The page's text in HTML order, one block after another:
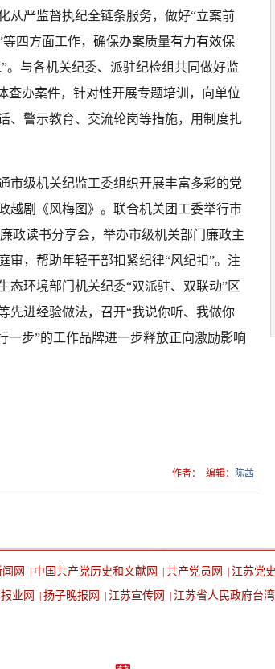
从严监督执纪全链条服务，做好“立案前
四方面工作，确保办案质量有力有效保
。与各机关纪委、派驻纪检组共同做好监
查办案件，针对性开展专题培训，向单位
、警示教育、交流轮岗等措施，用制度扎
市级机关纪监工委组织开展丰富多彩的党
越剧《风梅图》。联合机关团工委举行市
政读书分享会，举办市级机关部门廉政主
审，帮助年轻干部扣紧纪律“风纪扣”。注
态环境部门机关纪委“双派驻、双联动”区
先进经验做法，召开“我说你听、我做你
一步”的工作品牌进一步释放正向激励影响
作者： 编辑： 陈茜
网 中国共产党历史和文献网 共产党员网 江苏党
业网 扬子晚报网 江苏宣传网 江苏省人民政府台